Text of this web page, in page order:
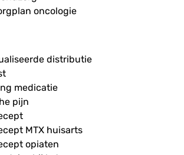
oncologie
distributie
medicatie
pijn
MTX huisarts
opiaten